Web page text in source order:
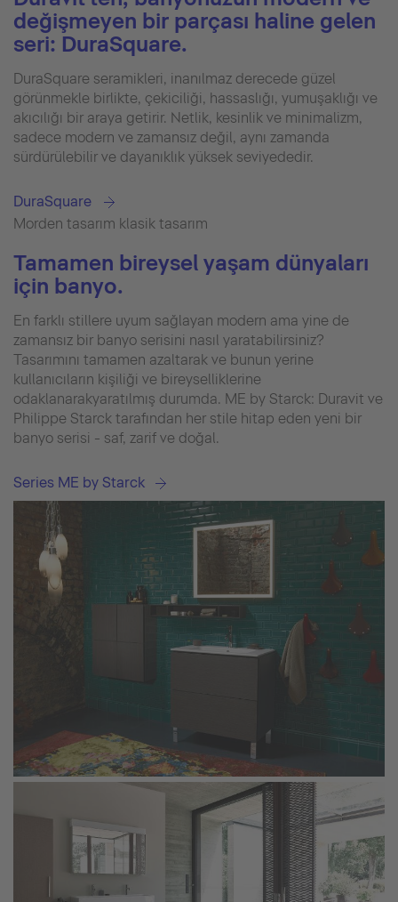
değişmeyen bir parçası haline gelen
seri: DuraSquare.
DuraSquare seramikleri, inanılmaz derecede güzel
görünmekle birlikte, çekiciliği, hassaslığı, yumuşaklığı ve
akıcılığı bir araya getirir. Netlik, kesinlik ve minimalizm,
sadece modern ve zamansız değil, aynı zamanda
sürdürülebilir ve dayanıklık yüksek seviyededir.
DuraSquare
Morden tasarım klasik tasarım
Tamamen bireysel yaşam dünyaları
için banyo.
En farklı stillere uyum sağlayan modern ama yine de
zamansız bir banyo serisini nasıl yaratabilirsiniz?
Tasarımını tamamen azaltarak ve bunun yerine
kullanıcıların kişiliği ve bireyselliklerine
odaklanarakyaratılmış durumda. ME by Starck: Duravit ve
Philippe Starck tarafından her stile hitap eden yeni bir
banyo serisi - saf, zarif ve doğal.
Series ME by Starck